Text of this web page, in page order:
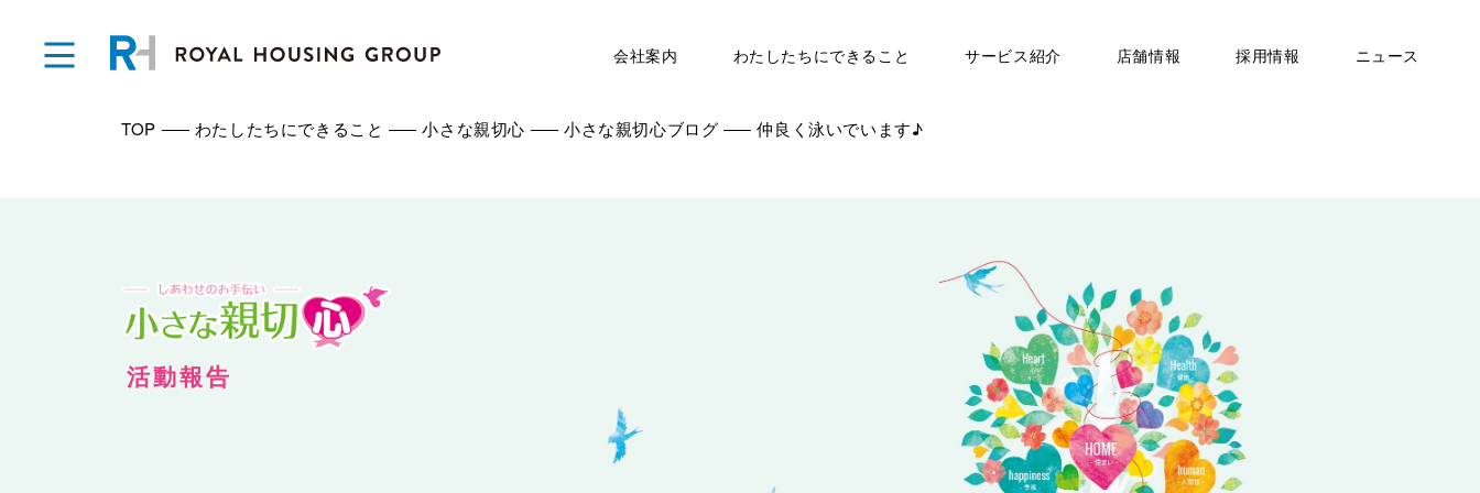
会社案内 わたしたちにできること サービス紹介 店舗情報 採用情報 ニュース
TOP わたしたちにできること 小さな親切心 小さな親切心ブログ 仲良く泳いでいます♪
活動報告